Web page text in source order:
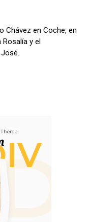
Chávez en Coche, en
y el